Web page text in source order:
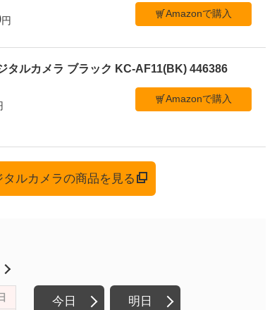
円
Amazonで購入
タルカメラ ブラック KC-AF11(BK) 446386
Amazonで購入
ルカメラの商品を見る
今日 明日